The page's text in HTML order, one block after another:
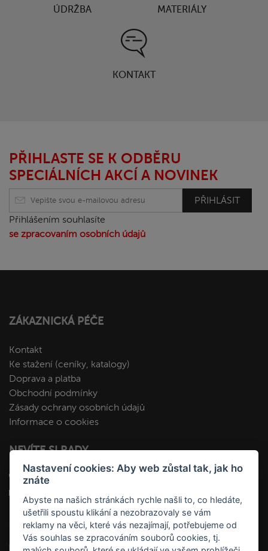
ÚDRŽBA MATERIÁLY
KONTAKT
PŘIHLASTE SE K ODBĚRU
SPECIÁLNÍCH AKCÍ A NOVINEK
PŘIHLÁSIT
Přihlášením souhlasíte
se zpracovaním osobních údajů
ZÁKAZNICKÁ PÉČE
Kontakt
Ke stažení (ceníky, katalogy)
Doprava a platba
Obchodní podmínky
Zásady ochrany osobních údajů
Informace o cookies
NEVÍTE SI RADY
+420 412 545 092
SLEDUJTE NÁS
Nastavení cookies: Aby web zůstal tak, jak ho
znáte
Abyste na našich stránkách rychle našli to, co hledáte,
ušetřili spoustu klikání a nezobrazovaly se vám
reklamy na věci, které vás nezajímají, potřebujeme od
Vás souhlas se zpracováním souborů cookies, tj.